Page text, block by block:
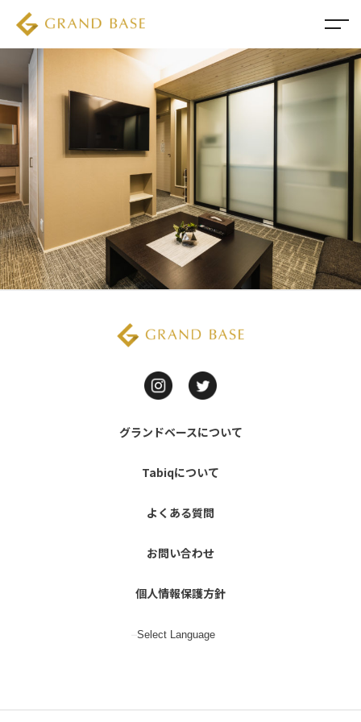
グランドベースについて
Tabiqについて
よくある質問
お問い合わせ
個人情報保護方針